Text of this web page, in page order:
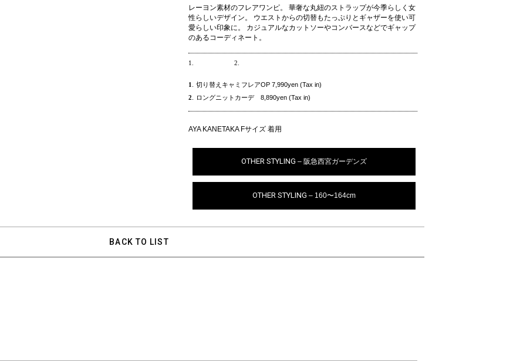
レーヨン素材のフレアワンピ。 華奢な丸紐のストラップが今季らしく女
性らしいデザイン。 ウエストからの切替もたっぷりとギャザーを使い可
愛らしい印象に。 カジュアルなカットソーやコンバースなどでギャップ
のあるコーディネート。
1. 2.
1
切り替えキャミフレアOP 7,990yen (Tax in)
2
ロングニットカーデ 8,890yen (Tax in)
AYA KANETAKA Fサイズ 着用
OTHER STYLING – 阪急西宮ガーデンズ
OTHER STYLING – 160〜164cm
BACK TO LIST